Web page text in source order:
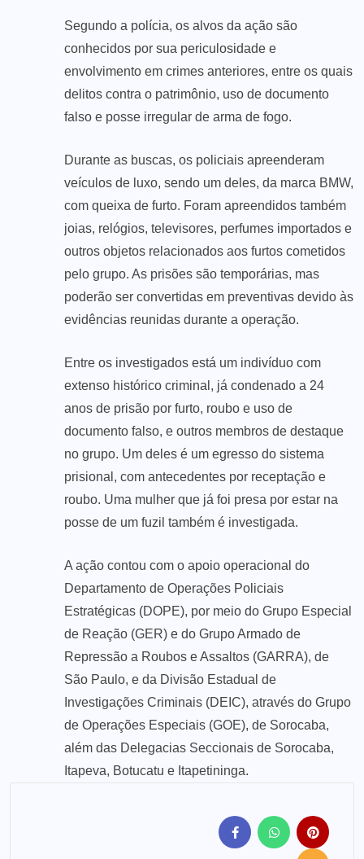
Segundo a polícia, os alvos da ação são
conhecidos por sua periculosidade e
envolvimento em crimes anteriores, entre os quais
delitos contra o patrimônio, uso de documento
falso e posse irregular de arma de fogo.
Durante as buscas, os policiais apreenderam
veículos de luxo, sendo um deles, da marca BMW,
com queixa de furto. Foram apreendidos também
joias, relógios, televisores, perfumes importados e
outros objetos relacionados aos furtos cometidos
pelo grupo. As prisões são temporárias, mas
poderão ser convertidas em preventivas devido às
evidências reunidas durante a operação.
Entre os investigados está um indivíduo com
extenso histórico criminal, já condenado a 24
anos de prisão por furto, roubo e uso de
documento falso, e outros membros de destaque
no grupo. Um deles é um egresso do sistema
prisional, com antecedentes por receptação e
roubo. Uma mulher que já foi presa por estar na
posse de um fuzil também é investigada.
A ação contou com o apoio operacional do
Departamento de Operações Policiais
Estratégicas (DOPE), por meio do Grupo Especial
de Reação (GER) e do Grupo Armado de
Repressão a Roubos e Assaltos (GARRA), de
São Paulo, e da Divisão Estadual de
Investigações Criminais (DEIC), através do Grupo
de Operações Especiais (GOE), de Sorocaba,
além das Delegacias Seccionais de Sorocaba,
Itapeva, Botucatu e Itapetininga.